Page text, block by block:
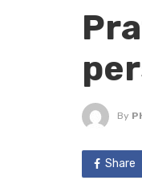
By
Share